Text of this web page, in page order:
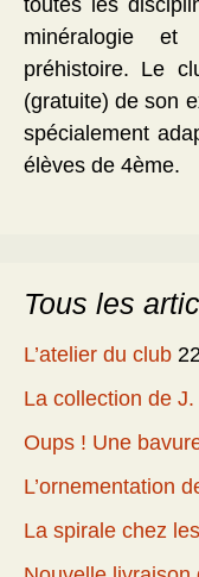
toutes les
minéralogie et
préhistoire. Le
(gratuite) de son
spécialement
élèves de 4ème.
Tous les
L’atelier du club
La collection de
Oups ! Une
L’ornementation
La spirale chez